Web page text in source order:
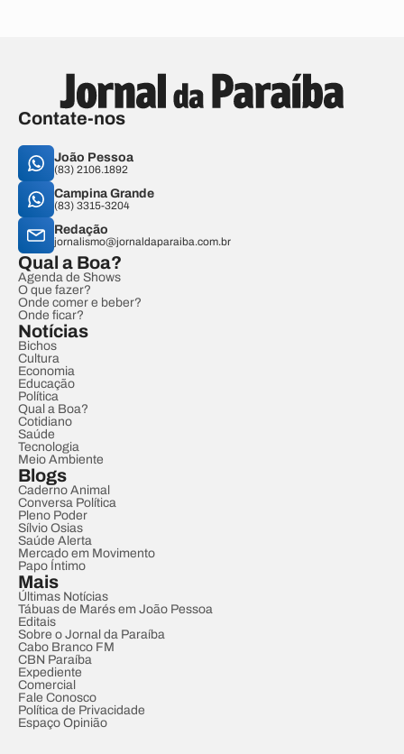
Contate-nos
João Pessoa
(83) 2106.1892
Campina Grande
(83) 3315-3204
Redação
jornalismo@jornaldaparaiba.com.br
Qual a Boa?
Agenda de Shows
O que fazer?
Onde comer e beber?
Onde ficar?
Notícias
Bichos
Cultura
Economia
Educação
Política
Qual a Boa?
Cotidiano
Saúde
Tecnologia
Meio Ambiente
Blogs
Caderno Animal
Conversa Política
Pleno Poder
Sílvio Osias
Saúde Alerta
Mercado em Movimento
Papo Íntimo
Mais
Últimas Notícias
Tábuas de Marés em João Pessoa
Editais
Sobre o Jornal da Paraíba
Cabo Branco FM
CBN Paraíba
Expediente
Comercial
Fale Conosco
Política de Privacidade
Espaço Opinião